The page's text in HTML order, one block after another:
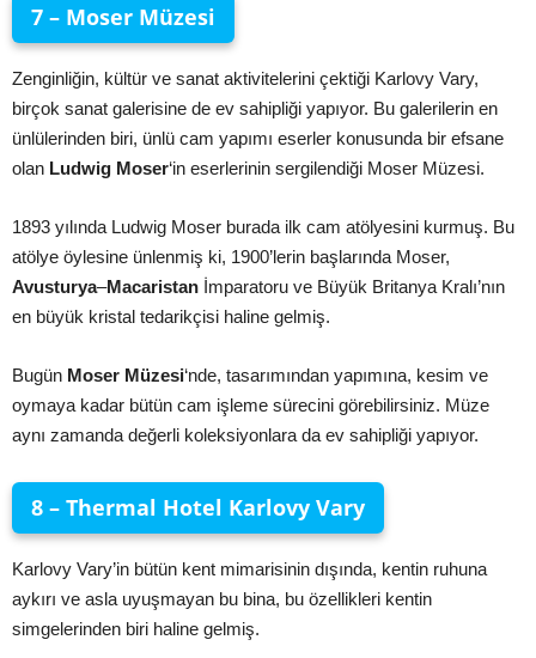
7 – Moser Müzesi
Zenginliğin, kültür ve sanat aktivitelerini çektiği Karlovy Vary,
birçok sanat galerisine de ev sahipliği yapıyor. Bu galerilerin en
ünlülerinden biri, ünlü cam yapımı eserler konusunda bir efsane
olan Ludwig Moser‘in eserlerinin sergilendiği Moser Müzesi.
1893 yılında Ludwig Moser burada ilk cam atölyesini kurmuş. Bu
atölye öylesine ünlenmiş ki, 1900’lerin başlarında Moser,
Avusturya–Macaristan İmparatoru ve Büyük Britanya Kralı’nın
en büyük kristal tedarikçisi haline gelmiş.
Bugün Moser Müzesi‘nde, tasarımından yapımına, kesim ve
oymaya kadar bütün cam işleme sürecini görebilirsiniz. Müze
aynı zamanda değerli koleksiyonlara da ev sahipliği yapıyor.
8 – Thermal Hotel Karlovy Vary
Karlovy Vary’in bütün kent mimarisinin dışında, kentin ruhuna
aykırı ve asla uyuşmayan bu bina, bu özellikleri kentin
simgelerinden biri haline gelmiş.